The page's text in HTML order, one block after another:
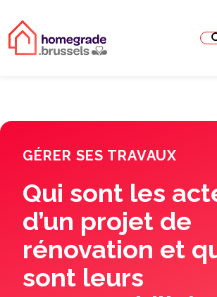
GÉRER SES TRAVAUX
Qui sont les
d’un projet de
rénovation et
sont leurs